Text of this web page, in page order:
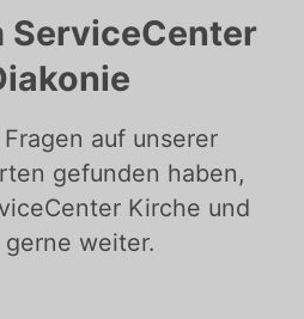
ServiceCenter
auf unserer
gefunden haben,
Kirche und
weiter.